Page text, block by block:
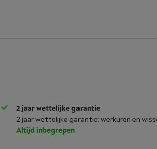
2 jaar wettelijke garantie
2 jaar wettelijke garantie: werkuren en
Altijd inbegrepen